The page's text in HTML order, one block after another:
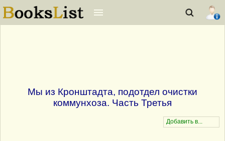
Мы из Кронштадта, подотдел очистки
коммунхоза. Часть Третья